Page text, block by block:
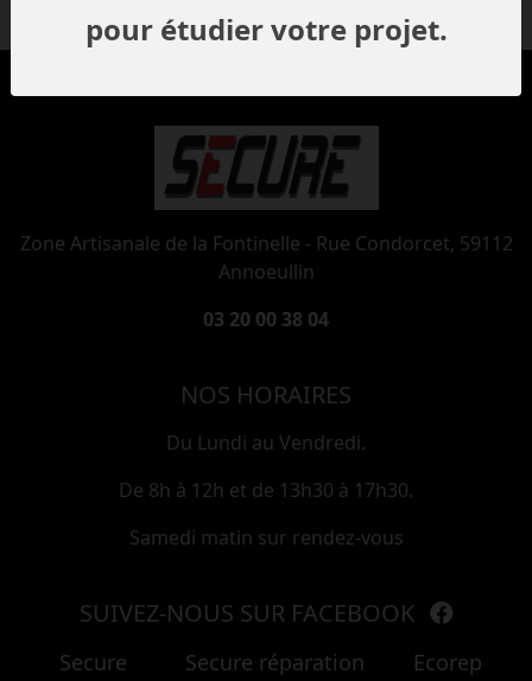
pour étudier votre projet.
Zone Artisanale de la Fontinelle - Rue Condorcet, 59112
Annoeullin
03 20 00 38 04
NOS HORAIRES
Du Lundi au Vendredi.
De 8h à 12h et de 13h30 à 17h30.
Samedi matin sur rendez-vous
SUIVEZ-NOUS SUR FACEBOOK
Secure
Secure réparation
Ecorep